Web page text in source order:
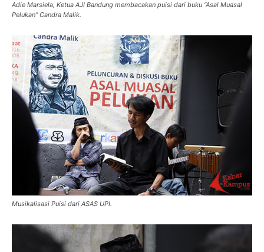
Adie Marsiela, Ketua AJI Bandung membacakan puisi dari buku “Asal Muasal
Pelukan” Candra Malik.
Musikalisasi Puisi dari ASAS UPI.